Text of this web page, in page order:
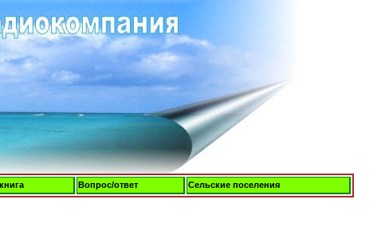
Вопрос/ответ Сельские поселения